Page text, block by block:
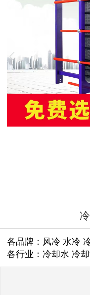
各品牌：风冷 水冷
各行业：冷却水 冷